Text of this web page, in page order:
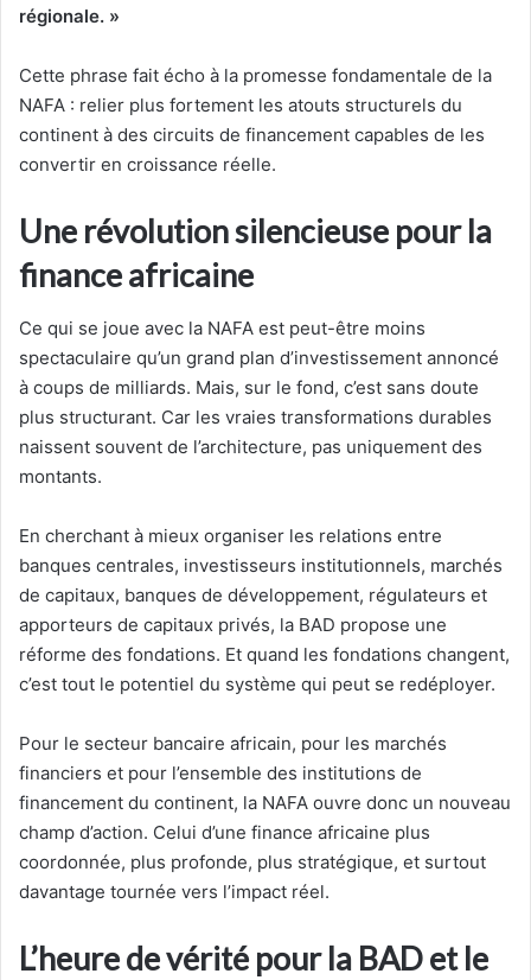
régionale. »
Cette phrase fait écho à la promesse fondamentale de la
NAFA : relier plus fortement les atouts structurels du
continent à des circuits de financement capables de les
convertir en croissance réelle.
Une révolution silencieuse pour la
finance africaine
Ce qui se joue avec la NAFA est peut-être moins
spectaculaire qu’un grand plan d’investissement annoncé
à coups de milliards. Mais, sur le fond, c’est sans doute
plus structurant. Car les vraies transformations durables
naissent souvent de l’architecture, pas uniquement des
montants.
En cherchant à mieux organiser les relations entre
banques centrales, investisseurs institutionnels, marchés
de capitaux, banques de développement, régulateurs et
apporteurs de capitaux privés, la BAD propose une
réforme des fondations. Et quand les fondations changent,
c’est tout le potentiel du système qui peut se redéployer.
Pour le secteur bancaire africain, pour les marchés
financiers et pour l’ensemble des institutions de
financement du continent, la NAFA ouvre donc un nouveau
champ d’action. Celui d’une finance africaine plus
coordonnée, plus profonde, plus stratégique, et surtout
davantage tournée vers l’impact réel.
L’heure de vérité pour la BAD et le